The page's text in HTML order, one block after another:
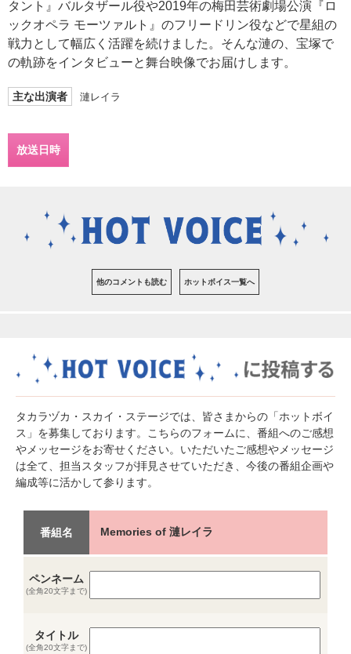
タント』バルタザール役や2019年の梅田芸術劇場公演『ロ
ックオペラ モーツァルト』のフリードリン役などで星組の
戦力として幅広く活躍を続けました。そんな漣の、宝塚で
の軌跡をインタビューと舞台映像でお届けします。
主な出演者 漣レイラ
放送日時
他のコメントも読む ホットボイス一覧へ
タカラヅカ・スカイ・ステージでは、皆さまからの「ホットボイ
ス」を募集しております。こちらのフォームに、番組へのご感想
やメッセージをお寄せください。いただいたご感想やメッセージ
は全て、担当スタッフが拝見させていただき、今後の番組企画や
編成等に活かして参ります。
番組名 Memories of 漣レイラ
ペンネーム
(全角20文字まで)
タイトル
(全角20文字まで)